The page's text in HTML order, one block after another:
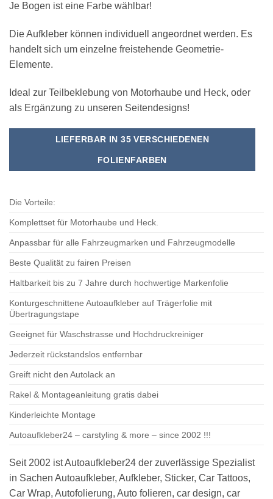
Je Bogen ist eine Farbe wählbar!
Die Aufkleber können individuell angeordnet werden. Es
handelt sich um einzelne freistehende Geometrie-
Elemente.
Ideal zur Teilbeklebung von Motorhaube und Heck, oder
als Ergänzung zu unseren Seitendesigns!
LIEFERBAR IN 35 VERSCHIEDENEN
FOLIENFARBEN
Die Vorteile:
Komplettset für Motorhaube und Heck.
Anpassbar für alle Fahrzeugmarken und Fahrzeugmodelle
Beste Qualität zu fairen Preisen
Haltbarkeit bis zu 7 Jahre durch hochwertige Markenfolie
Konturgeschnittene Autoaufkleber auf Trägerfolie mit
Übertragungstape
Geeignet für Waschstrasse und Hochdruckreiniger
Jederzeit rückstandslos entfernbar
Greift nicht den Autolack an
Rakel & Montageanleitung gratis dabei
Kinderleichte Montage
Autoaufkleber24 – carstyling & more – since 2002 !!!
Seit 2002 ist Autoaufkleber24 der zuverlässige Spezialist
in Sachen Autoaufkleber, Aufkleber, Sticker, Car Tattoos,
Car Wrap, Autofolierung, Auto folieren, car design, car